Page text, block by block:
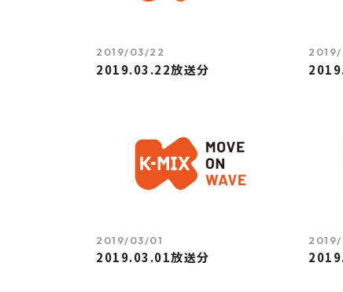
2019/03/22
2019.03.22放送分
2019/03/01
2019.03.01放送分